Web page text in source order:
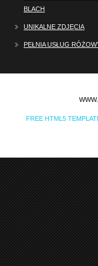
BLACH
UNIKALNE ZDJĘCIA
PEŁNIA USŁUG
FREE HTML5